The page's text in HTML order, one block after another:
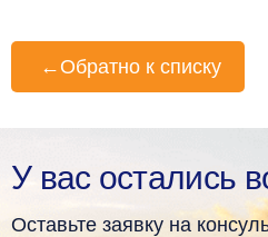
← Обратно к списку
У вас остались
Оставьте заявку на